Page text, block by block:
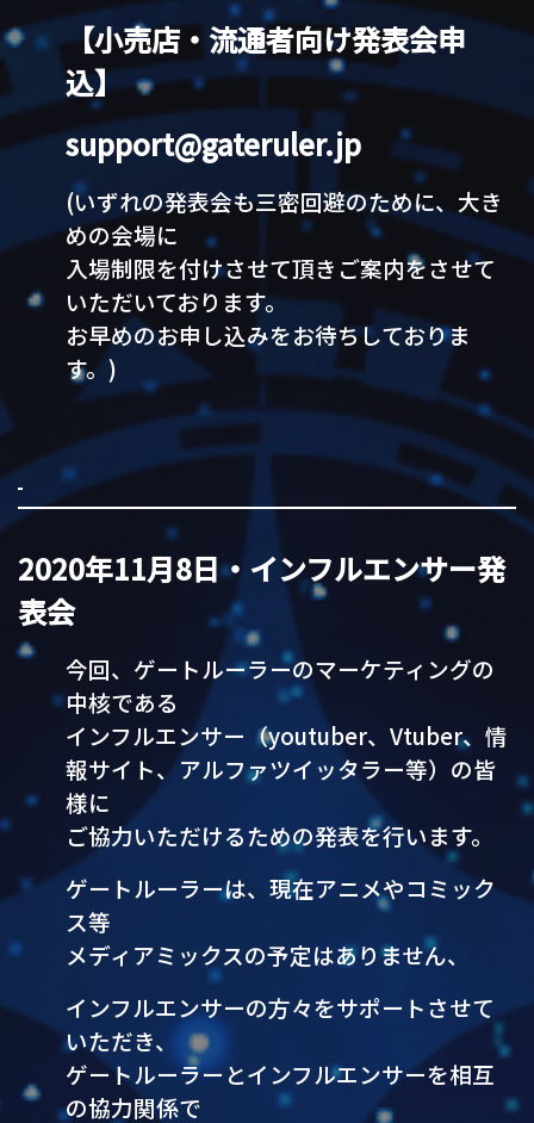
【小売店・流通者向け発表会申
込】
support@gateruler.jp
(いずれの発表会も三密回避のために、大き
めの会場に
入場制限を付けさせて頂きご案内をさせて
いただいております。
お早めのお申し込みをお待ちしておりま
す。)
2020年11月8日・インフルエンサー発
表会
今回、ゲートルーラーのマーケティングの
中核である
インフルエンサー（youtuber、Vtuber、情
報サイト、アルファツイッタラー等）の皆
様に
ご協力いただけるための発表を行います。
ゲートルーラーは、現在アニメやコミック
ス等
メディアミックスの予定はありません、
インフルエンサーの方々をサポートさせて
いただき、
ゲートルーラーとインフルエンサーを相互
の協力関係で